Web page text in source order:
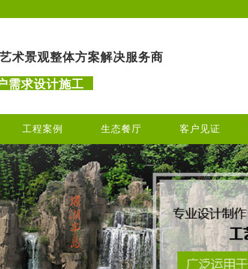
术景观整体方案解决服务商
需求设计施工
工程案例 生态餐厅 客户见证